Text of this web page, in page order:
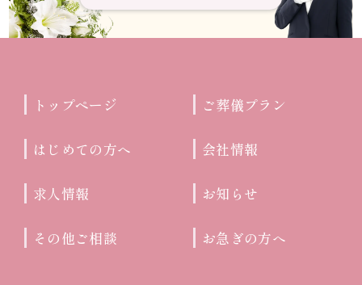
トップページ ご葬儀プラン
はじめての方へ 会社情報
求人情報 お知らせ
その他ご相談 お急ぎの方へ